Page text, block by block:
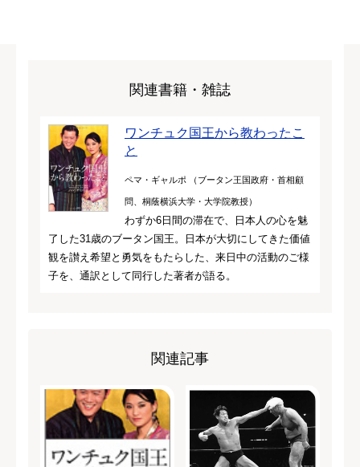
関連書籍・雑誌
ワンチュク国王から教わったこ
と
ペマ・ギャルポ （ブータン王国政府・首相顧
問、桐蔭横浜大学・大学院教授）
わずか6日間の滞在で、日本人の心を魅
了した31歳のブータン国王。日本が大切にしてきた価値
観を讃え希望と勇気をもたらした、来日中の活動のご様
子を、通訳として同行した著者が語る。
関連記事